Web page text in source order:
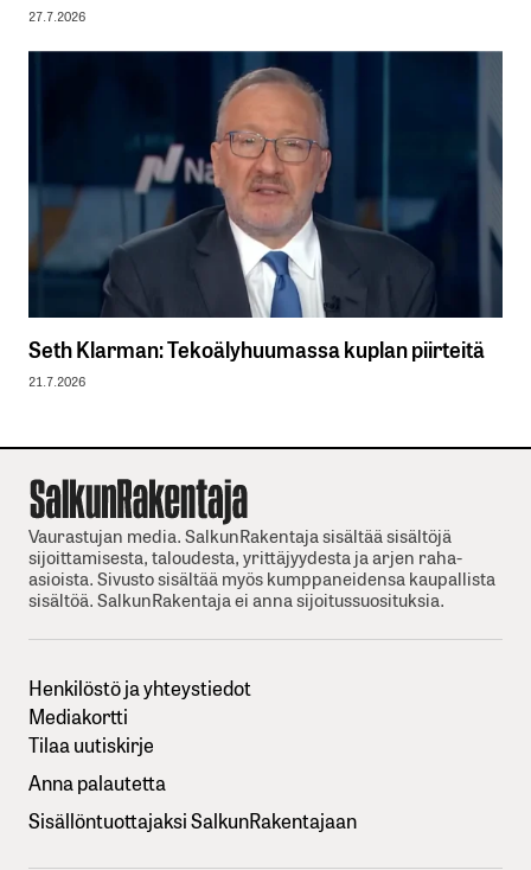
27.7.2026
Seth Klarman: Tekoälyhuumassa kuplan piirteitä
21.7.2026
Vaurastujan media. SalkunRakentaja sisältää sisältöjä
sijoittamisesta, taloudesta, yrittäjyydesta ja arjen raha-
asioista. Sivusto sisältää myös kumppaneidensa kaupallista
sisältöä. SalkunRakentaja ei anna sijoitussuosituksia.
Henkilöstö ja yhteystiedot
Mediakortti
Tilaa uutiskirje
Anna palautetta
Sisällöntuottajaksi SalkunRakentajaan